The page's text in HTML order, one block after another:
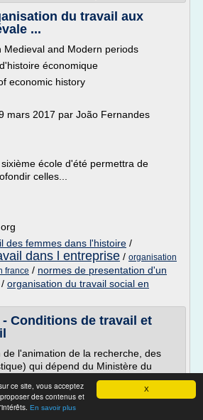
X
ce site, vous acceptez
des contenus et
En savoir plus
du travail aux
...
Medieval and Modern periods
économique
economic history
mars 2017 par João Fernandes
école d'été permettra de
celles...
des femmes dans l'histoire /
dans l entreprise / organisation
france / normes de presentation d'un
/ organisation du travail social en
- Conditions de travail et
de l'animation de la recherche, des
qui dépend du Ministère du
de Synthèse Stat' qui regroupe
conditions de travail et la santé au
que des éléments sur l'activité des